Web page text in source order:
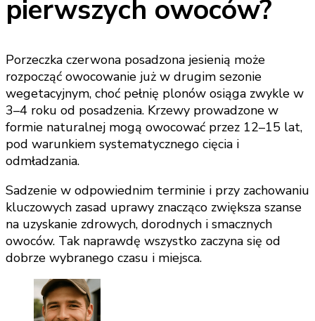
pierwszych owoców?
Porzeczka czerwona posadzona jesienią może
rozpocząć owocowanie już w drugim sezonie
wegetacyjnym, choć pełnię plonów osiąga zwykle w
3–4 roku od posadzenia. Krzewy prowadzone w
formie naturalnej mogą owocować przez 12–15 lat,
pod warunkiem systematycznego cięcia i
odmładzania.
Sadzenie w odpowiednim terminie i przy zachowaniu
kluczowych zasad uprawy znacząco zwiększa szanse
na uzyskanie zdrowych, dorodnych i smacznych
owoców. Tak naprawdę wszystko zaczyna się od
dobrze wybranego czasu i miejsca.